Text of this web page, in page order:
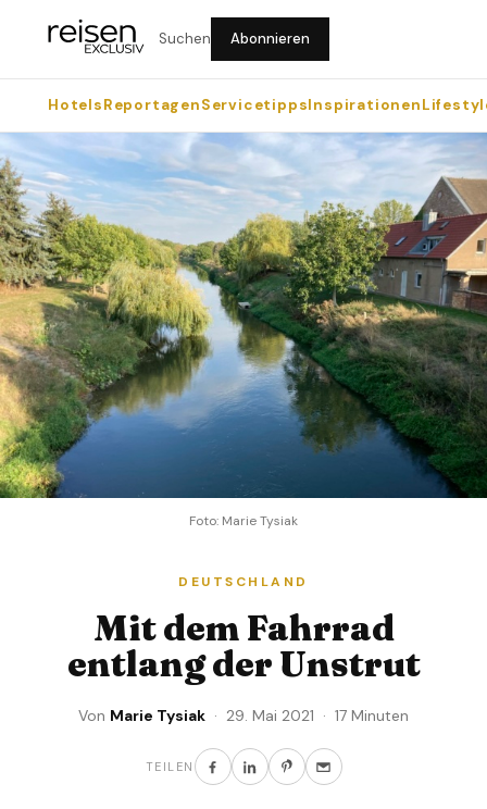
Suchen Abonnieren
HotelsReportagenServicetippsInspirationen
Foto: Marie Tysiak
DEUTSCHLAND
Mit dem Fahrrad
entlang der Unstrut
Von Marie Tysiak · 29. Mai 2021 · 17 Minuten
TEILEN